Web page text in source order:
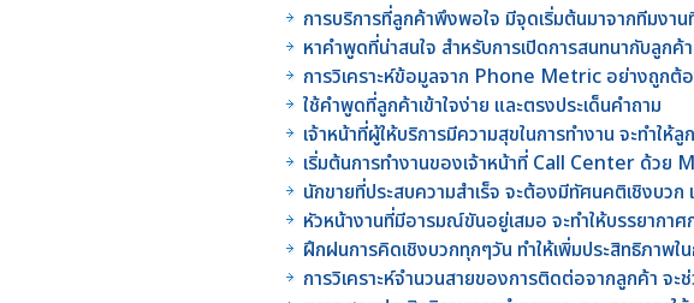
การบริการที่ลูกค้าพึงพอใจ มีจุดเริ่มต้นมาจากทีมงา
หาคำพูดที่น่าสนใจ สำหรับการเปิดการสนทนากับลูกค้า
การวิเคราะห์ข้อมูลจาก Phone Metric อย่างถูกต้
ใช้คำพูดที่ลูกค้าเข้าใจง่าย และตรงประเด็นคำถาม
เจ้าหน้าที่ผู้ให้บริการมีความสุขในการทำงาน จะทำใ
เริ่มต้นการทำงานของเจ้าหน้าที่ Call Center ด้ว
นักขายที่ประสบความสำเร็จ จะต้องมีทัศนคติเชิงบวก
หัวหน้างานที่มีอารมณ์ขันอยู่เสมอ จะทำให้บรรยากาศ
ฝึกฝนการคิดเชิงบวกทุกๆวัน ทำให้เพิ่มประสิทธิภาพใ
การวิเคราะห์จำนวนสายของการติดต่อจากลูกค้า จะ